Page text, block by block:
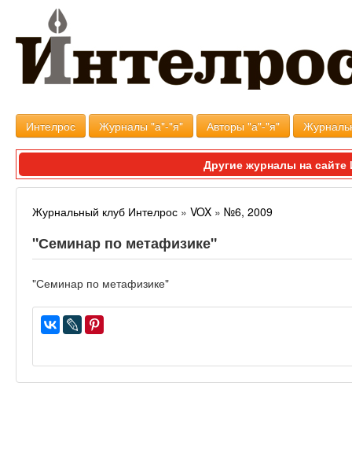
Интелрос Журналы "а"-"я" Авторы "а"-"я"
Другие журналы на
Журнальный клуб Интелрос » VOX » №6, 2009
"Семинар по метафизике"
"Семинар по метафизике"